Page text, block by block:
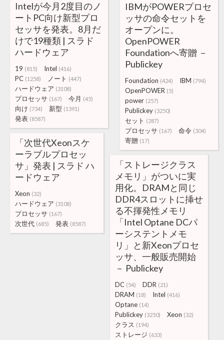
Intelが今月2度目のノ
ートPC向け新型プロ
セッサを発表。8月だ
けで19種類 | スラド
ハードウェア
19 (815) Intel (416)
PC (1258) ノート (447)
ハードウェア (3108)
プロセッサ (167) 今月 (45)
向け (734) 新型 (1391)
発表 (8587)
IBMがPOWERプロセ
ッサの命令セットを
オープンに。
OpenPOWER
Foundationへ寄贈 －
Publickey
Foundation (424) IBM (794)
OpenPOWER (5)
power (257)
Publickey (3250)
セット (287)
プロセッサ (167) 命令 (304)
寄贈 (17)
「次世代Xeonスケ
ーラブルプロセッ
サ」発表 | スラド ハ
ードウェア
Xeon (32)
ハードウェア (3108)
プロセッサ (167)
次世代 (685) 発表 (8587)
「ストレージクラス
メモリ」がついに実
用化。DRAMと同じ
DDR4スロットに挿せ
る不揮発性メモリ
「Intel Optane DCパ
ーシステントメモ
リ」と新Xeonプロセ
ッサ、一般販売開始
－ Publickey
DC (54) DDR (21)
DRAM (18) Intel (416)
Optane (14)
Publickey (3250) Xeon (32)
クラス (194)
ストレージ (633)